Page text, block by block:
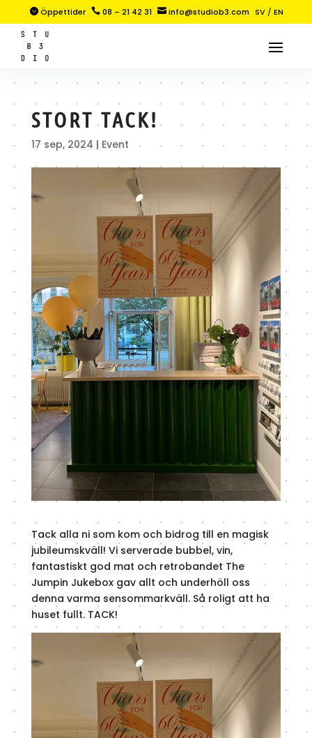
Öppettider 08 – 21 42 31 info@studiob3.com SV/ EN
STORT TACK!
17 sep, 2024 | Event
Tack alla ni som kom och bidrog till en magisk
jubileumskväll! Vi serverade bubbel, vin,
fantastiskt god mat och retrobandet The
Jumpin Jukebox gav allt och underhöll oss
denna varma sensommarkväll. Så roligt att ha
huset fullt. TACK!